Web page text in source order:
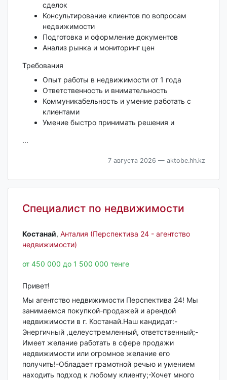
сделок
Консультирование клиентов по вопросам
недвижимости
Подготовка и оформление документов
Анализ рынка и мониторинг цен
Требования
Опыт работы в недвижимости от 1 года
Ответственность и внимательность
Коммуникабельность и умение работать с
клиентами
Умение быстро принимать решения и
...
7 августа 2026 — aktobe.hh.kz
Специалист по недвижимости
Костанай‎, Анталия (Перспектива 24 - агентство
недвижимости)
от 450 000 до 1 500 000 тенге
Привет!
Мы агентство недвижимости Перспектива 24! Мы
занимаемся покупкой-продажей и арендой
недвижимости в г. Костанай.Наш кандидат:-
Энергичный ,целеустремленный, ответственный;-
Имеет желание работать в сфере продажи
недвижимости или огромное желание его
получить!-Обладает грамотной речью и умением
находить подход к любому клиенту;-Хочет много